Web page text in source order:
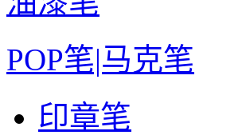
POP笔|马克笔
印章笔